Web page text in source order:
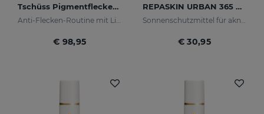
Tschüss Pigmentflecken PACK
Anti-Flecken-Routine mit Lichtschutz
€ 98,95
REPASKIN URBAN 365 Oily Skin LSF50
Sonnenschutzmittel für akneanfällige Haut
€ 30,95